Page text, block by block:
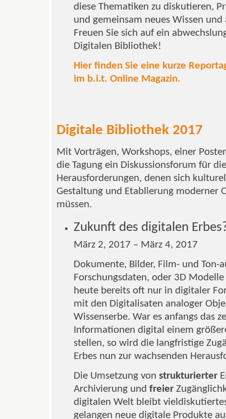
diese Thematiken zu diskutieren,
und gemeinsam neues Wissen
Freuen Sie sich auf ein
Digitalen Bibliothek!
Hier finden Sie eine kurze
im b.i.t. Online Magazin.
Digitale Bibliothek 2017
Mit Vorträgen, Workshops, einer
die Tagung ein Diskussionsforum für
Herausforderungen, denen sich
Gestaltung und Etablierung moderner
müssen.
Zukunft des digitalen
März 2, 2017 – März 4, 2017
Dokumente, Bilder, Film- und Ton-
Forschungsdaten, oder 3D
heute bereits oft nur in digitaler
mit den Digitalisaten analoger
Wissenserbe. War es anfangs das
Informationen digital einem
stellen, so wird die langfristige
Erbes nun zur wachsenden
Die Umsetzung von strukturierter
Archivierung und freier
digitalen Welt bleibt
gelangen neue digitale Produkte